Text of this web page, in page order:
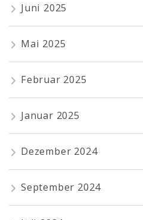
Juni 2025
Mai 2025
Februar 2025
Januar 2025
Dezember 2024
September 2024